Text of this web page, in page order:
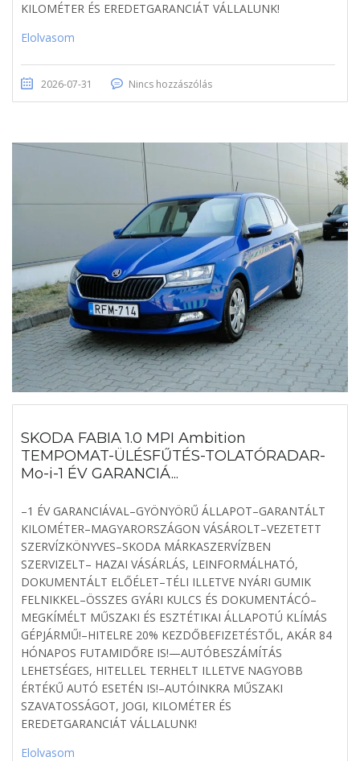
KILOMÉTER ÉS EREDETGARANCIÁT VÁLLALUNK!
Elolvasom
2026-07-31 Nincs hozzászólás
SKODA FABIA 1.0 MPI Ambition
TEMPOMAT-ÜLÉSFŰTÉS-TOLATÓRADAR-
Mo-i-1 ÉV GARANCIÁ...
–1 ÉV GARANCIÁVAL–GYÖNYÖRŰ ÁLLAPOT–GARANTÁLT
KILOMÉTER–MAGYARORSZÁGON VÁSÁROLT–VEZETETT
SZERVÍZKÖNYVES–SKODA MÁRKASZERVÍZBEN
SZERVIZELT– HAZAI VÁSÁRLÁS, LEINFORMÁLHATÓ,
DOKUMENTÁLT ELŐÉLET–TÉLI ILLETVE NYÁRI GUMIK
FELNIKKEL–ÖSSZES GYÁRI KULCS ÉS DOKUMENTÁCÓ–
MEGKÍMÉLT MŰSZAKI ÉS ESZTÉTIKAI ÁLLAPOTÚ KLÍMÁS
GÉPJÁRMŰ!–HITELRE 20% KEZDŐBEFIZETÉSTŐL, AKÁR 84
HÓNAPOS FUTAMIDŐRE IS!—AUTÓBESZÁMÍTÁS
LEHETSÉGES, HITELLEL TERHELT ILLETVE NAGYOBB
ÉRTÉKŰ AUTÓ ESETÉN IS!–AUTÓINKRA MŰSZAKI
SZAVATOSSÁGOT, JOGI, KILOMÉTER ÉS
EREDETGARANCIÁT VÁLLALUNK!
Elolvasom